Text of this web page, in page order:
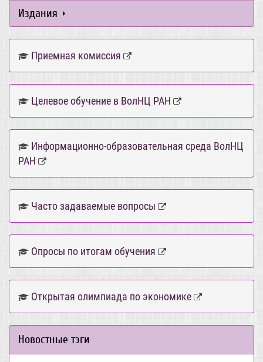
Издания
Приемная комиссия
Целевое обучение в ВолНЦ РАН
Информационно-образовательная среда ВолНЦ
РАН
Часто задаваемые вопросы
Опросы по итогам обучения
Открытая олимпиада по экономике
Новостные тэги